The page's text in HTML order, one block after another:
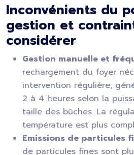
Inconvénients du
gestion et
considérer
Gestion manuelle et
rechargement du foyer
intervention régulière,
2 à 4 heures selon la
taille des bûches. La
température est plus
Emissions de particules
de particules fines sont